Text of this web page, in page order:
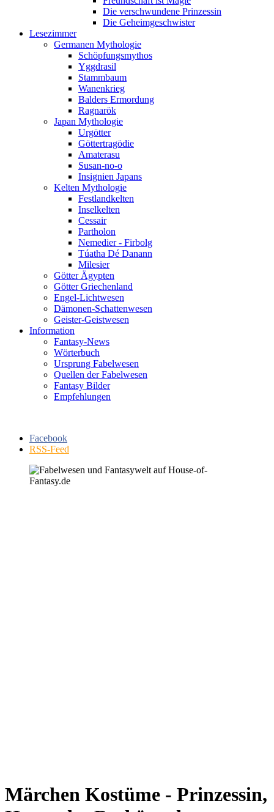
Die verschwundene Prinzessin
Die Geheimgeschwister
Lesezimmer
Germanen Mythologie
Schöpfungsmythos
Yggdrasil
Stammbaum
Wanenkrieg
Balders Ermordung
Ragnarök
Japan Mythologie
Urgötter
Göttertragödie
Amaterasu
Susan-no-o
Insignien Japans
Kelten Mythologie
Festlandkelten
Inselkelten
Cessair
Partholon
Nemedier - Firbolg
Túatha Dé Danann
Milesier
Götter Ägypten
Götter Griechenland
Engel-Lichtwesen
Dämonen-Schattenwesen
Geister-Geistwesen
Information
Fantasy-News
Wörterbuch
Ursprung Fabelwesen
Quellen der Fabelwesen
Fantasy Bilder
Empfehlungen
Facebook
RSS-Feed
Märchen Kostüme - Prinzessin,